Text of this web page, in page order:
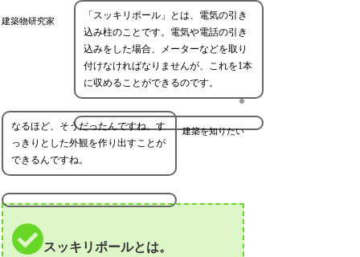
建築物研究家
「スッキリポール」とは、電気の引き
込み柱のことです。電気や電話の引き
込みをした場合、メーターなどを取り
付けなければなりませんが、これを1本
に収めることができるのです。
建築を知りたい
なるほど、そうだったんですね。す
っきりとした外観を作り出すことが
できるんですね。
スッキリポールとは。